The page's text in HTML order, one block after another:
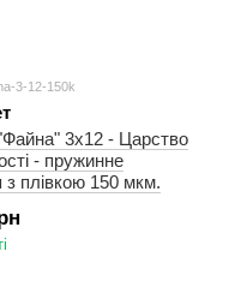
3-12-150k
3х12 - Царство
- пружинне
з плівкою 150 мкм.